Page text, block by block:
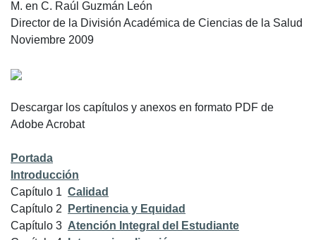
M. en C. Raúl Guzmán León
Director de la División Académica de Ciencias de la Salud
Noviembre 2009
Descargar los capítulos y anexos en formato PDF de
Adobe Acrobat
Portada
Introducción
Capítulo 1 Calidad
Capítulo 2
Pertinencia y Equidad
Capítulo 3 Atención Integral del Estudiante